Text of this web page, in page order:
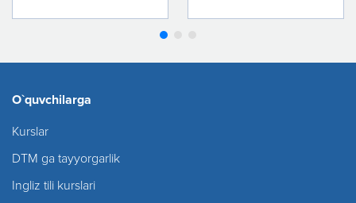
O`quvchilarga
Kurslar
DTM ga tayyorgarlik
Ingliz tili kurslari